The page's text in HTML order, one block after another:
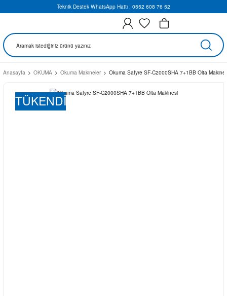
Teknik Destek WhatsApp Hattı : 0552 608 76 52
Anasayfa OKUMA Okuma Makineler Okuma Safyre SF-C2000SHA 7+1BB Olta
TÜKENDİ